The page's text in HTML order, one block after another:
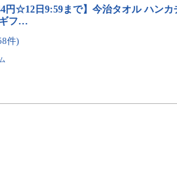
円☆12日9:59まで】今治タオル ハン
フ…
件)